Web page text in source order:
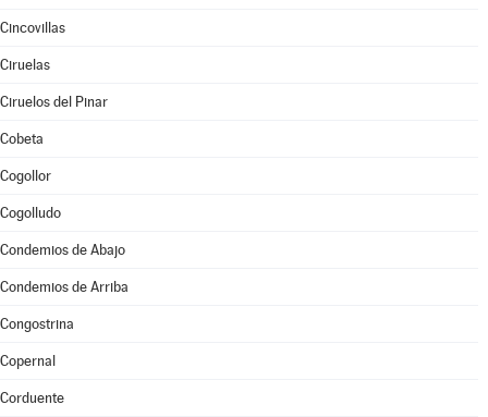
Cincovillas
Ciruelas
Ciruelos del Pinar
Cobeta
Cogollor
Cogolludo
Condemios de Abajo
Condemios de Arriba
Congostrina
Copernal
Corduente